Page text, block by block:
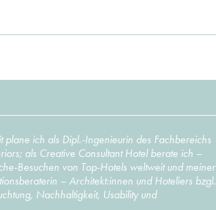
ich als Dipl.-Ingenieurin des Fachbereichs
als Creative Consultant Hotel berate ich –
Besuchen von Top-Hotels weltweit und meiner
– Architekt:innen und Hoteliers bzgl.
Nachhaltigkeit, Usability und